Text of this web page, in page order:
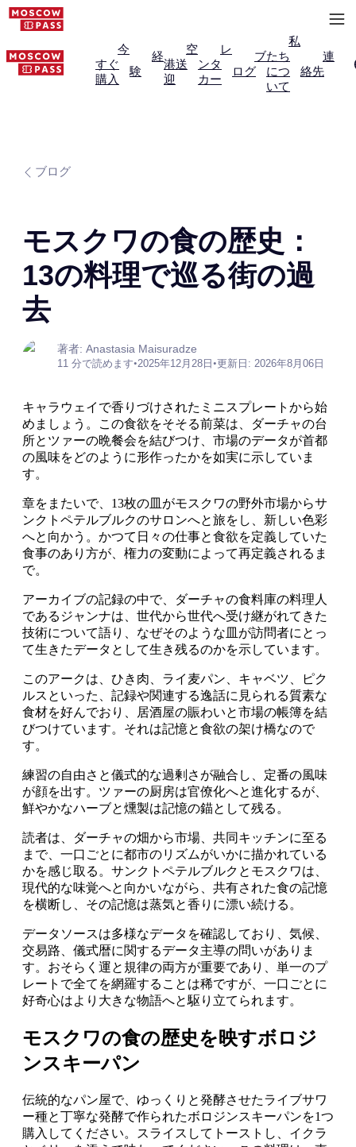
今
すぐ
購入
経
験
空
港送
迎
レ
ンタ
カー
ブ
ログ
私
たち
につ
いて
連
絡先
ブログ
モスクワの食の歴史：
13の料理で巡る街の過
去
著者: Anastasia Maisuradze
11 分で読めます•2025年12月28日 •更新日: 2026年8月06日
キャラウェイで香りづけされたミニスプレートから始
めましょう。この食欲をそそる前菜は、ダーチャの台
所とツァーの晩餐会を結びつけ、市場のデータが首都
の風味をどのように形作ったかを如実に示していま
す。
章をまたいで、13枚の皿がモスクワの野外市場からサ
ンクトペテルブルクのサロンへと旅をし、新しい色彩
へと向かう。かつて日々の仕事と食欲を定義していた
食事のあり方が、権力の変動によって再定義されるま
で。
アーカイブの記録の中で、ダーチャの食料庫の料理人
であるジャンナは、世代から世代へ受け継がれてきた
技術について語り、なぜそのような皿が訪問者にとっ
て生きたデータとして生き残るのかを示しています。
このアークは、ひき肉、ライ麦パン、キャベツ、ピク
ルスといった、記録や関連する逸話に見られる質素な
食材を好んでおり、居酒屋の賑わいと市場の帳簿を結
びつけています。それは記憶と食欲の架け橋なので
す。
練習の自由さと儀式的な過剰さが融合し、定番の風味
が顔を出す。ツァーの厨房は官僚化へと進化するが、
鮮やかなハーブと燻製は記憶の錨として残る。
読者は、ダーチャの畑から市場、共同キッチンに至る
まで、一口ごとに都市のリズムがいかに描かれている
かを感じ取る。サンクトペテルブルクとモスクワは、
現代的な味覚へと向かいながら、共有された食の記憶
を横断し、その記憶は蒸気と香りに漂い続ける。
データソースは多様なデータを確認しており、気候、
交易路、儀式暦に関するデータ主導の問いがありま
す。おそらく運と規律の両方が重要であり、単一のプ
レートで全てを網羅することは稀ですが、一口ごとに
好奇心はより大きな物語へと駆り立てられます。
モスクワの食の歴史を映すボロジ
ンスキーパン
伝統的なパン屋で、ゆっくりと発酵させたライブサワ
ー種と丁寧な発酵で作られたボロジンスキーパンを1つ
購入してください。スライスしてトーストし、イクラ